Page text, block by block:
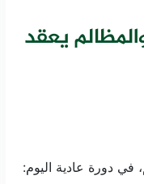
يعقد
في دورة عادية اليوم: